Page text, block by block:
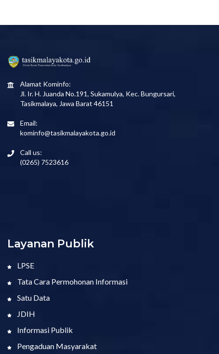
Alamat Kominfo:
Jl. Ir. H. Juanda No.191, Sukamulya, Kec. Bungursari,
Tasikmalaya, Jawa Barat 46151
Email:
kominfo@tasikmalayakota.go.id
Call us:
(0265) 7523616
Layanan Publik
LPSE
Tata Cara Permohonan Informasi
Satu Data
JDIH
Informasi Publik
Pengaduan Masyarakat